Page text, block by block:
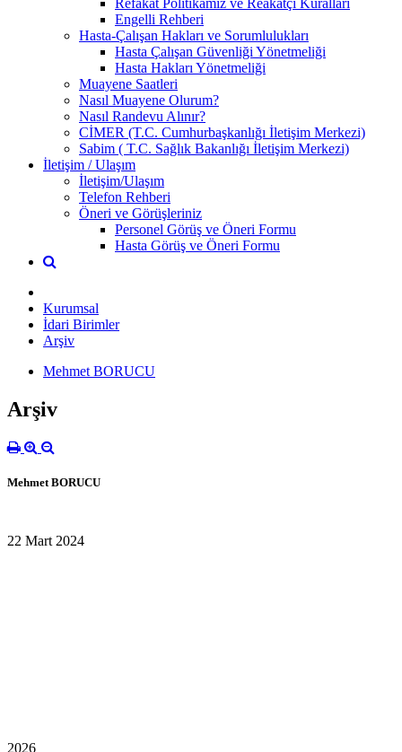
Engelli Rehberi
Hasta-Çalışan Hakları ve Sorumlulukları
Hasta Çalışan Güvenliği Yönetmeliği
Hasta Hakları Yönetmeliği
Muayene Saatleri
Nasıl Muayene Olurum?
Nasıl Randevu Alınır?
CİMER (T.C. Cumhurbaşkanlığı İletişim Merkezi)
Sabim ( T.C. Sağlık Bakanlığı İletişim Merkezi)
İletişim / Ulaşım
İletişim/Ulaşım
Telefon Rehberi
Öneri ve Görüşleriniz
Personel Görüş ve Öneri Formu
Hasta Görüş ve Öneri Formu
Kurumsal
İdari Birimler
Arşiv
Mehmet BORUCU
Arşiv
Mehmet BORUCU
22 Mart 2024
2026